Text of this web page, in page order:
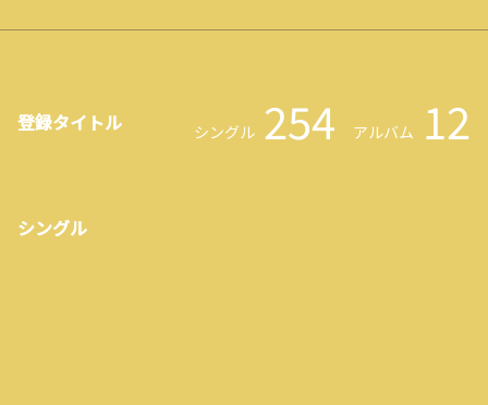
登録タイトル シングル 254 アルバム 12
シングル